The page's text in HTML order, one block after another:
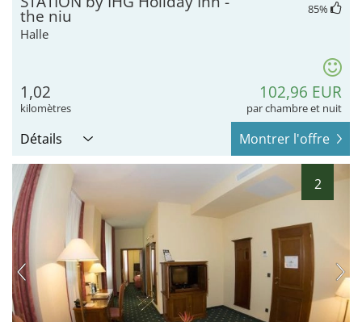
the niu
Halle
85%
1,02
kilomètres
102,96 EUR
par chambre et nuit
Détails Montrer l'offre
2